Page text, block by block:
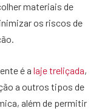
materiais de
os riscos de
é a laje treliçada,
a outros tipos de
além de permitir